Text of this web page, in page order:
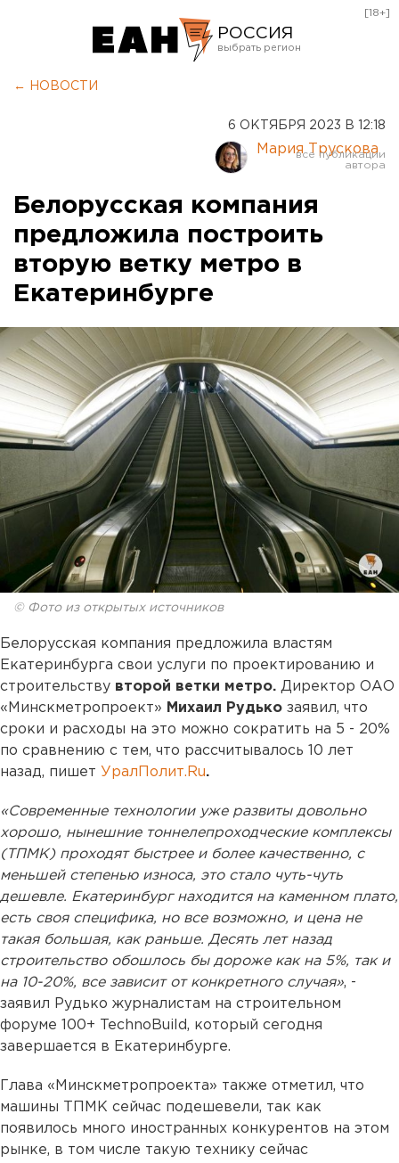
РОССИЯ
Курган
Оренбург
[18+]
← НОВОСТИ
6 ОКТЯБРЯ 2023 В 12:18
Мария Трускова
Белорусская компания
предложила построить
вторую ветку метро в
Екатеринбурге
© Фото из открытых источников
Белорусская компания предложила властям
Екатеринбурга свои услуги по проектированию и
строительству второй ветки метро. Директор ОАО
«Минскметропроект» Михаил Рудько заявил, что
сроки и расходы на это можно сократить на 5 - 20%
по сравнению с тем, что рассчитывалось 10 лет
назад, пишет УралПолит.Ru.
«Современные технологии уже развиты довольно
хорошо, нынешние тоннелепроходческие комплексы
(ТПМК) проходят быстрее и более качественно, с
меньшей степенью износа, это стало чуть-чуть
дешевле. Екатеринбург находится на каменном плато,
есть своя специфика, но все возможно, и цена не
такая большая, как раньше. Десять лет назад
строительство обошлось бы дороже как на 5%, так и
на 10-20%, все зависит от конкретного случая», -
заявил Рудько журналистам на строительном
форуме 100+ TechnoBuild, который сегодня
завершается в Екатеринбурге.
Глава «Минскметропроекта» также отметил, что
машины ТПМК сейчас подешевели, так как
появилось много иностранных конкурентов на этом
рынке, в том числе такую технику сейчас